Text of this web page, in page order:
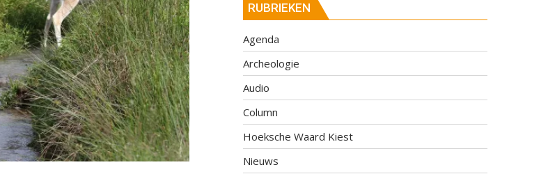
RUBRIEKEN
Agenda
Archeologie
Audio
Column
Hoeksche Waard Kiest
Nieuws